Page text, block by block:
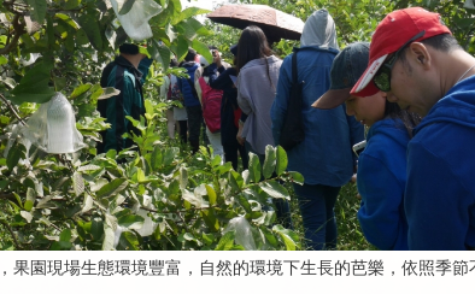
果園現場生態環境豐富，自然的環境下生長的芭樂，依照季節